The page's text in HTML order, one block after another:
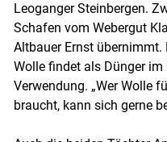
Leoganger Steinbergen.
Schafen vom Webergut
Altbauer Ernst
Wolle findet als Dünger
Verwendung. „Wer Wolle
braucht, kann sich gerne